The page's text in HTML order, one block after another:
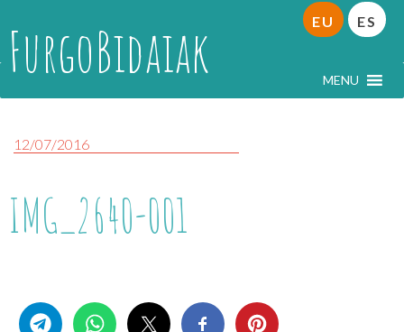
FurgoBidaiak MENU
EU ES
12/07/2016
IMG_2640-001